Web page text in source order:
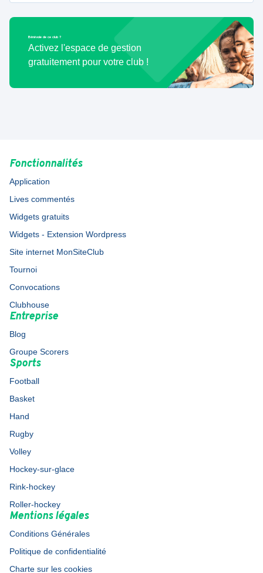
Bénévole de ce club ?
Activez l'espace de gestion
gratuitement pour votre club !
Fonctionnalités
Application
Lives commentés
Widgets gratuits
Widgets - Extension Wordpress
Site internet MonSiteClub
Tournoi
Convocations
Clubhouse
Entreprise
Blog
Groupe Scorers
Sports
Football
Basket
Hand
Rugby
Volley
Hockey-sur-glace
Rink-hockey
Roller-hockey
Mentions légales
Conditions Générales
Politique de confidentialité
Charte sur les cookies